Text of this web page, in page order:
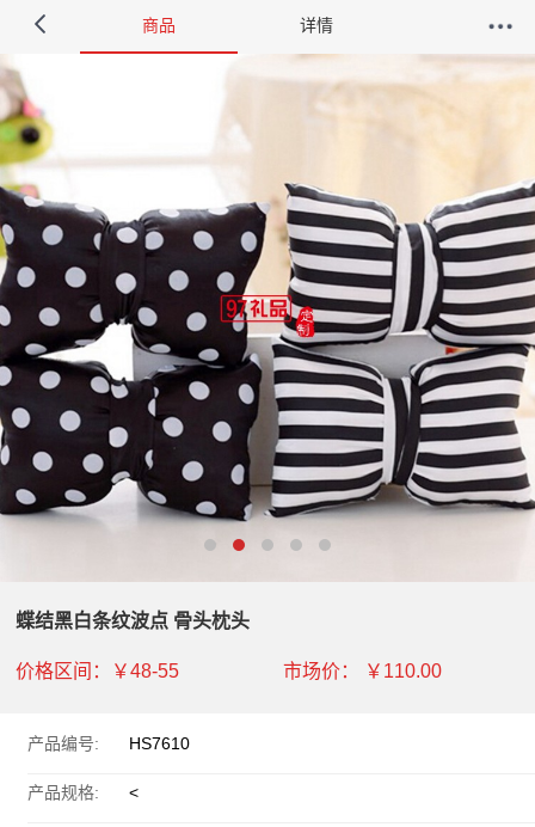
商品 详情
蝶结黑白条纹波点 骨头枕头
价格区间： ￥48-55 市场价： ￥110.00
产品编号: HS7610
产品规格: <